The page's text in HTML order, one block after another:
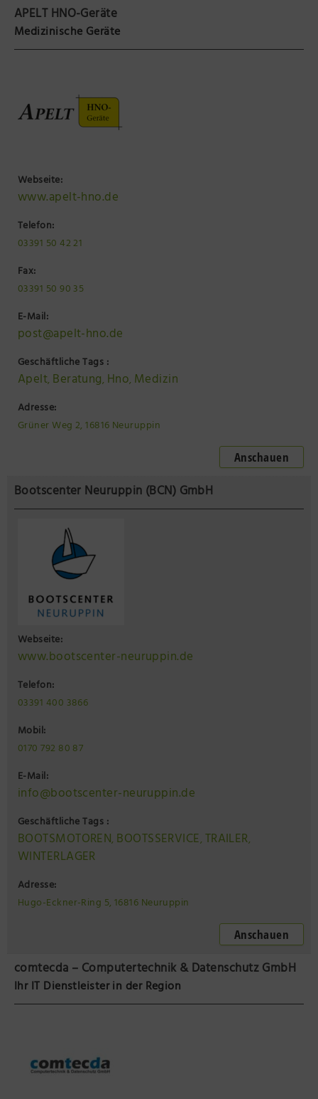
Präsenzstelle Prignitz Standort Neuruppin
Museum Neuruppin
Brandenburg-Preußen Museum Wustrau
Wegemuseum Wusterhausen/Dosse
APELT HNO-Geräte
Medizinische Geräte
Webseite:
www.apelt-hno.de
Telefon:
03391 50 42 21
Fax:
03391 50 90 35
E-Mail:
post@apelt-hno.de
Geschäftliche Tags :
Apelt, Beratung, Hno, Medizin
Adresse:
Grüner Weg 2, 16816 Neuruppin
Anschauen
Bootscenter Neuruppin (BCN) GmbH
Webseite:
www.bootscenter-neuruppin.de
Telefon:
03391 400 3866
Mobil:
0170 792 80 87
E-Mail:
info@bootscenter-neuruppin.de
Geschäftliche Tags :
BOOTSMOTOREN, BOOTSSERVICE, TRAILER,
WINTERLAGER
Adresse:
Hugo-Eckner-Ring 5, 16816 Neuruppin
Anschauen
comtecda – Computertechnik & Datenschutz GmbH
Ihr IT Dienstleister in der Region